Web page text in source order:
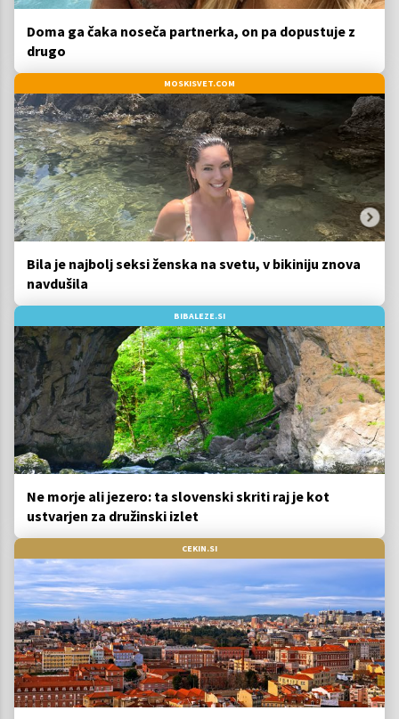
Doma ga čaka noseča partnerka, on pa dopustuje z
drugo
MOSKISVET.COM
Bila je najbolj seksi ženska na svetu, v bikiniju znova
navdušila
BIBALEZE.SI
Ne morje ali jezero: ta slovenski skriti raj je kot
ustvarjen za družinski izlet
CEKIN.SI